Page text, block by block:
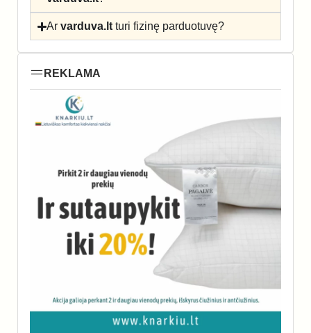
Arvarduva.lt turi fizinę parduotuvę?
REKLAMA